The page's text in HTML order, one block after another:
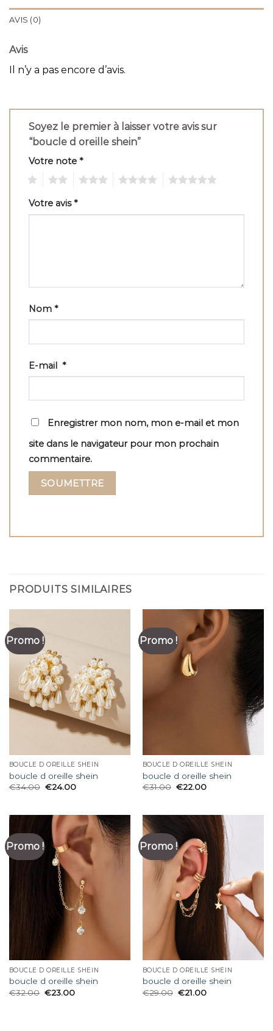
AVIS (0)
Avis
Il n’y a pas encore d’avis.
Soyez le premier à laisser votre avis sur
“boucle d oreille shein”
Votre note *
Votre avis*
Nom *
E-mail *
Enregistrer mon nom, mon e-mail et mon
site dans le navigateur pour mon prochain
commentaire.
PRODUITS SIMILAIRES
Promo !
BOUCLE D OREILLE SHEIN
boucle d oreille shein
€34.00 €24.00
Promo !
BOUCLE D OREILLE SHEIN
boucle d oreille shein
€31.00 €22.00
Promo !
BOUCLE D OREILLE SHEIN
boucle d oreille shein
€32.00 €23.00
Promo !
BOUCLE D OREILLE SHEIN
boucle d oreille shein
€29.00 €21.00